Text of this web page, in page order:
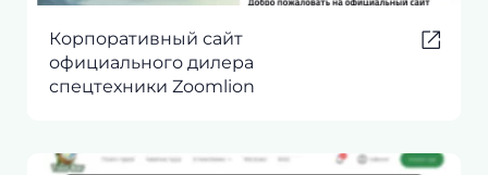
Корпоративный сайт
официального дилера
спецтехники Zoomlion